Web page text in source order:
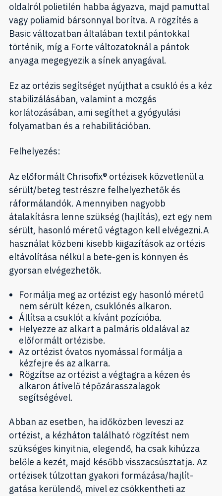
oldalról polietilén habba ágyazva, majd pamuttal
vagy poliamid bársonnyal borítva. A rögzítés a
Basic változatban általában textil pántokkal
történik, míg a Forte változatoknál a pántok
anyaga megegyezik a sínek anyagával.
Ez az ortézis segítséget nyújthat a csukló és a kéz
stabilizálásában, valamint a mozgás
korlátozásában, ami segíthet a gyógyulási
folyamatban és a rehabilitációban.
Felhelyezés:
Az előformált Chrisofix® ortézisek közvetlenül a
sérült/beteg testrészre felhelyezhetők és
ráformálandók. Amennyiben nagyobb
átalakításra lenne szükség (hajlítás), ezt egy nem
sérült, hasonló méretű végtagon kell elvégezni.A
használat közbeni kisebb kiigazítások az ortézis
eltávolítása nélkül a bete-gen is könnyen és
gyorsan elvégezhetők.
Formálja meg az ortézist egy hasonló méretű
nem sérült kézen, csuklónés alkaron.
Állítsa a csuklót a kívánt pozícióba.
Helyezze az alkart a palmáris oldalával az
előformált ortézisbe.
Az ortézist óvatos nyomással formálja a
kézfejre és az alkarra.
Rögzítse az ortézist a végtagra a kézen és
alkaron átívelő tépőzárasszalagok
segítségével.
Abban az esetben, ha időközben leveszi az
ortézist, a kézháton található rögzítést nem
szükséges kinyitnia, elegendő, ha csak kihúzza
belőle a kezét, majd később visszacsúsztatja. Az
ortézisek túlzottan gyakori formázása/hajlít-
gatása kerülendő, mivel ez csökkentheti az